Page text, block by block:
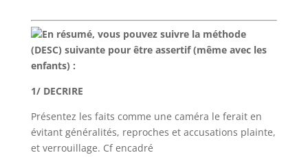
En résumé, vous pouvez suivre la méthode
(DESC) suivante pour être assertif (même avec les
enfants) :
1/ DECRIRE
Présentez les faits comme une caméra le ferait en
évitant généralités, reproches et accusations plainte,
et verrouillage. Cf encadré